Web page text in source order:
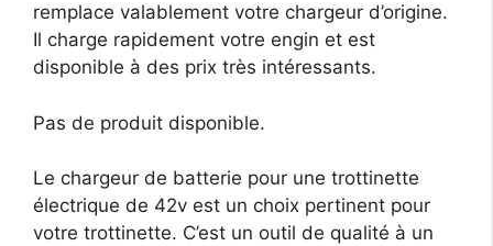
remplace valablement votre chargeur d’origine.
Il charge rapidement votre engin et est
disponible à des prix très intéressants.
Pas de produit disponible.
Le chargeur de batterie pour une trottinette
électrique de 42v est un choix pertinent pour
votre trottinette. C’est un outil de qualité à un